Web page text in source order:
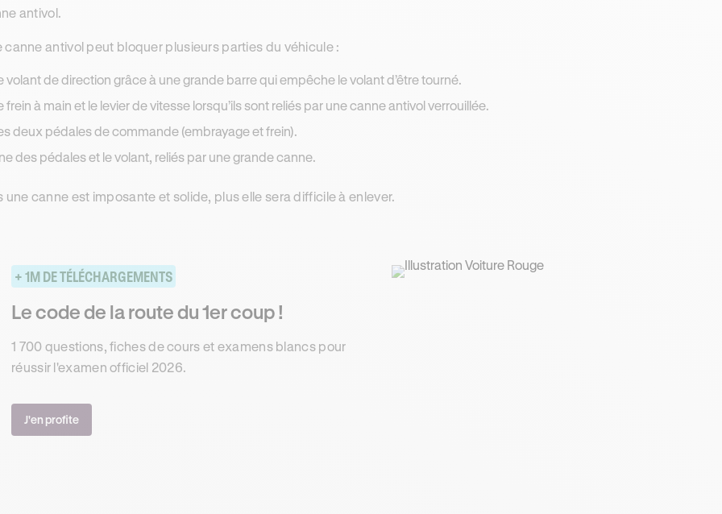
antivol.
canne antivol peut bloquer plusieurs parties du véhicule :
volant de direction grâce à une grande barre qui empêche le volant d’être tourné.
frein à main et le levier de vitesse lorsqu’ils sont reliés par une canne antivol verrouillée.
deux pédales de commande (embrayage et frein).
des pédales et le volant, reliés par une grande canne.
une canne est imposante et solide, plus elle sera difficile à enlever.
+ 1M DE TÉLÉCHARGEMENTS
Le code de la route du 1er coup !
1 700 questions, fiches de cours et examens blancs pour
réussir l'examen officiel 2026.
J'en profite